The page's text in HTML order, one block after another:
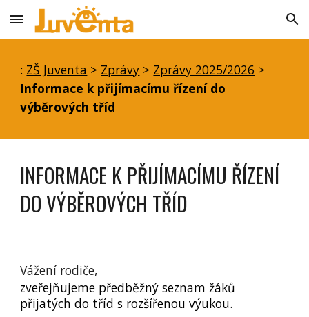
Skip to main content Skip to navigation
: ZŠ Juventa > Zprávy > Zprávy 2025/2026 >
Informace k přijímacímu řízení do
výběrových tříd
INFORMACE K PŘIJÍMACÍMU ŘÍZENÍ
DO VÝBĚROVÝCH TŘÍD
Vážení rodiče,
zveřejňujeme předběžný seznam žáků
přijatých do tříd s rozšířenou výukou.